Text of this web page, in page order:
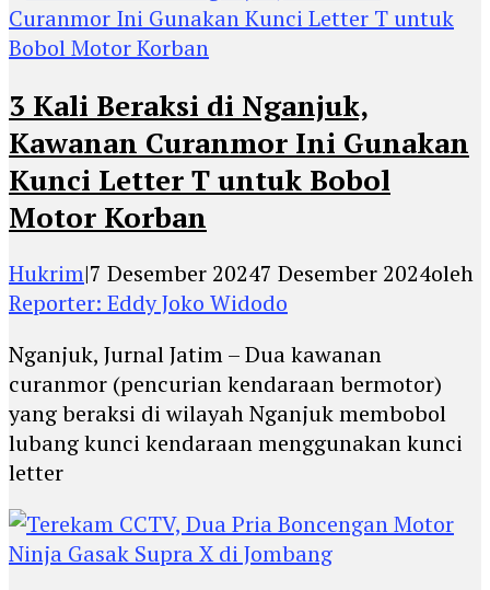
3 Kali Beraksi di Nganjuk,
Kawanan Curanmor Ini Gunakan
Kunci Letter T untuk Bobol
Motor Korban
Hukrim|7 Desember 20247 Desember 2024oleh
Reporter: Eddy Joko Widodo
Nganjuk, Jurnal Jatim – Dua kawanan
curanmor (pencurian kendaraan bermotor)
yang beraksi di wilayah Nganjuk membobol
lubang kunci kendaraan menggunakan kunci
letter